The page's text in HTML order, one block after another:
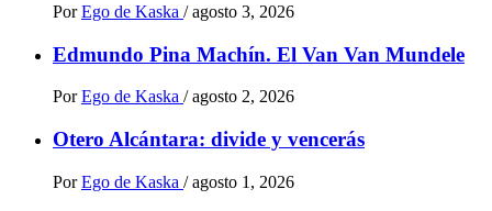
Por Ego de Kaska / agosto 3, 2026
Edmundo Pina Machín. El Van Van Mundele
Por Ego de Kaska / agosto 2, 2026
Otero Alcántara: divide y vencerás
Por Ego de Kaska / agosto 1, 2026